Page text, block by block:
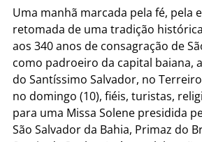
Uma manhã marcada pela fé, pela
retomada de uma tradição
aos 340 anos de consagração de
como padroeiro da capital baiana,
do Santíssimo Salvador, no
no domingo (10), fiéis, turistas,
para uma Missa Solene presidida
São Salvador da Bahia, Primaz do